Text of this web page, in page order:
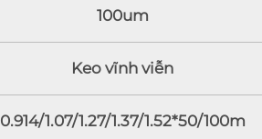
100um
Keo vĩnh viễn
0.914/1.07/1.27/1.37/1.52*50/100m